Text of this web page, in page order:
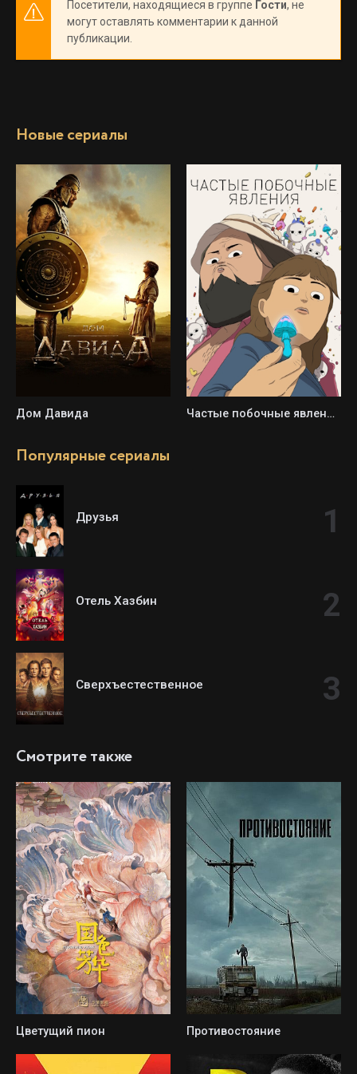
Посетители, находящиеся в группе Гости, не
могут оставлять комментарии к данной
публикации.
Новые сериалы
Дом Давида Частые побочные явления / Обычные побочки
Популярные сериалы
Друзья
Отель Хазбин
Сверхъестественное
Смотрите также
Цветущий пион Противостояние